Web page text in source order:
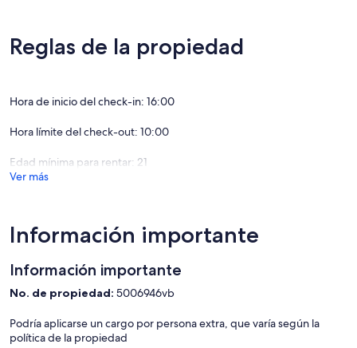
✦ Cleaning services included in the nightly price.
✦ The minimum age required for check-in is 21 years old.
✦ Please ensure you have a valid ID for check-in, as it is mandatory
———————————————
During your stay, you will have access to the property and amenities
according to the following schedule:
✦ Check-in is available from 04:00 pm.
✦ You may keep your luggage at the front desk if you arrive early.
✦ Public or shared fitness center is available, available in the
property.
Reglas de la propiedad
Hora de inicio del check-in: 16:00
Hora límite del check-out: 10:00
Edad mínima para rentar: 21
Ver más
Información importante
Información importante
No. de propiedad: 5006946vb
Podría aplicarse un cargo por persona extra, que varía según la
política de la propiedad